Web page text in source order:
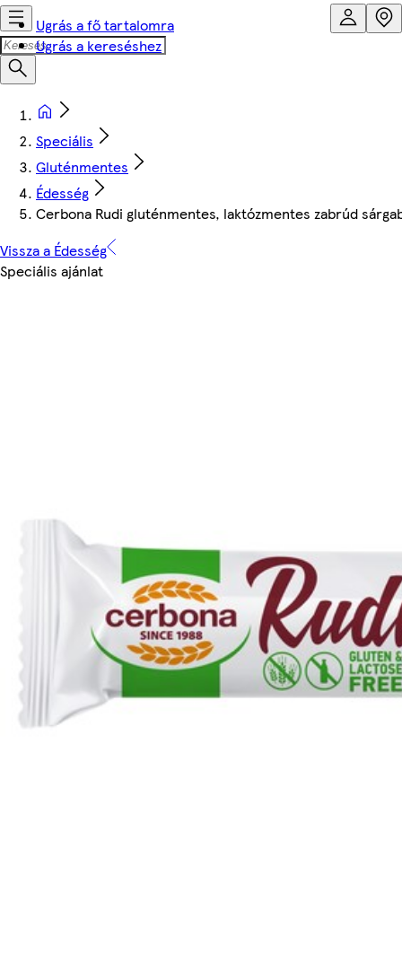
Ugrás a fő tartalomra
Ugrás a kereséshez
Speciális
Gluténmentes
Édesség
Cerbona Rudi gluténmentes, laktózmentes zabrúd
Vissza a Édesség
Speciális ajánlat